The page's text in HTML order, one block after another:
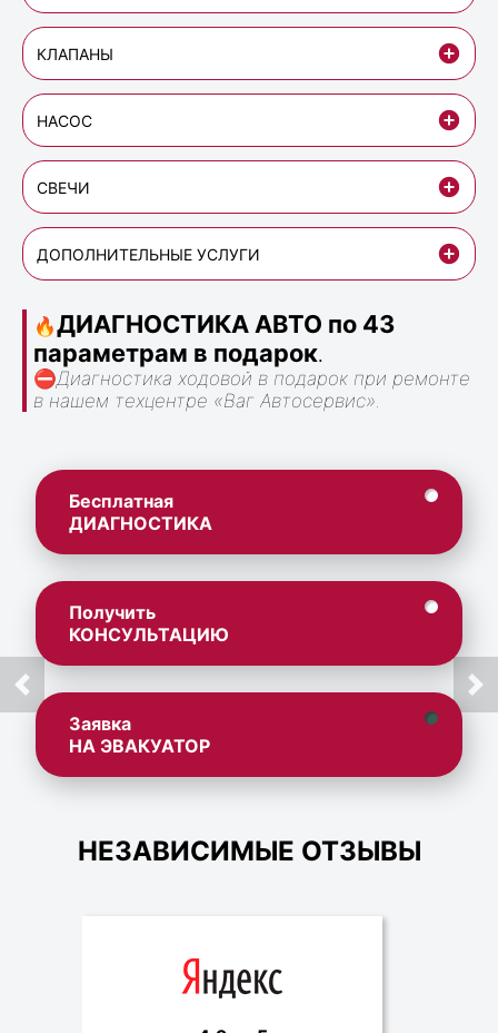
КЛАПАНЫ
НАСОС
СВЕЧИ
ДОПОЛНИТЕЛЬНЫЕ УСЛУГИ
🔥ДИАГНОСТИКА АВТО по 43
параметрам в подарок.
⛔Диагностика ходовой в подарок при ремонте
в нашем техцентре «Ваг Автосервис».
Бесплатная
ДИАГНОСТИКА
Получить
КОНСУЛЬТАЦИЮ
Заявка
НА ЭВАКУАТОР
НЕЗАВИСИМЫЕ ОТЗЫВЫ